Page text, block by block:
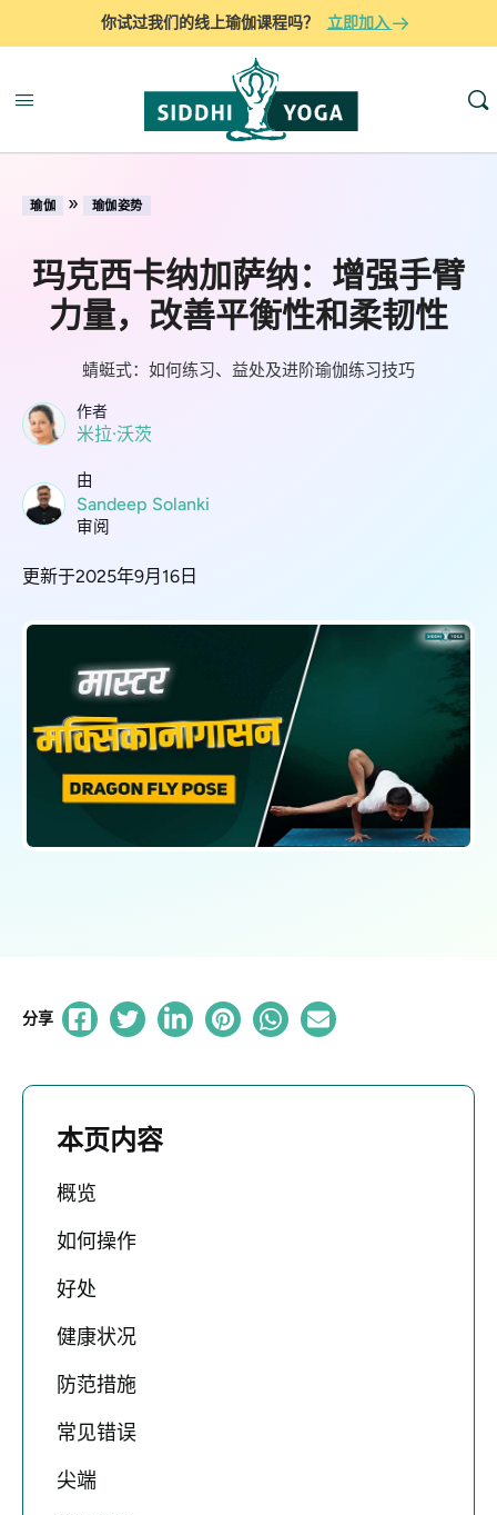
你试过我们的线上瑜伽课程吗？ 立即加入
瑜伽 » 瑜伽姿势
玛克西卡纳加萨纳：增强手臂
力量，改善平衡性和柔韧性
蜻蜓式：如何练习、益处及进阶瑜伽练习技巧
作者
米拉·沃茨
由
Sandeep Solanki
审阅
更新于2025年9月16日
分享
本页内容
概览
如何操作
好处
健康状况
防范措施
常见错误
尖端